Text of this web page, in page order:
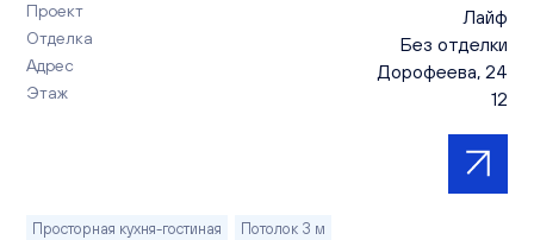
Проект Лайф
Отделка Без отделки
Адрес Дорофеева, 24
Этаж 12
Просторная кухня-гостиная
Потолок 3 м